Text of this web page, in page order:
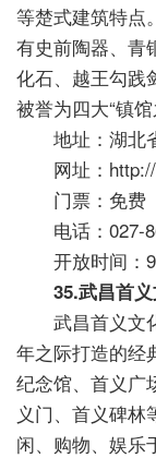
等楚式建筑特点
有史前陶器、青
化石、越王勾践
被誉为四大“镇馆
地址：湖北
网址：http://
门票：免费
电话：027-
开放时间：
35.武昌首义
武昌首义文化
年之际打造的经
纪念馆、首义广
义门、首义碑
闲、购物、娱乐